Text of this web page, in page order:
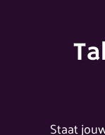
Staat